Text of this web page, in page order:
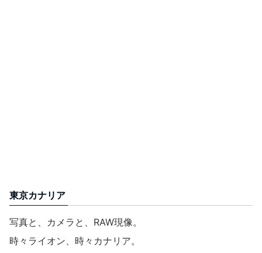
東京カナリア
写真と、カメラと、RAW現像。
時々ライオン、時々カナリア。